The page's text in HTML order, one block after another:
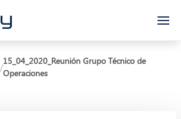
/
15_04_2020_Reunión Grupo Técnico de
Operaciones